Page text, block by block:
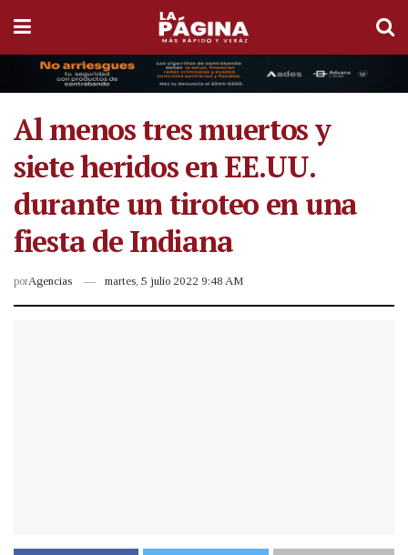
Al menos tres muertos y
siete heridos en EE.UU.
durante un tiroteo en una
fiesta de Indiana
porAgencias martes, 5 julio 2022 9:48 AM